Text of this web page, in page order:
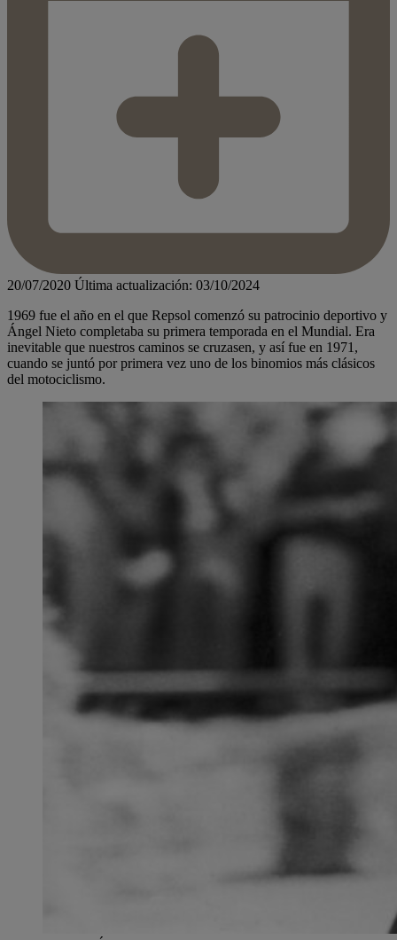
20/07/2020 Última actualización: 03/10/2024
1969 fue el año en el que Repsol comenzó su patrocinio deportivo y
Ángel Nieto completaba su primera temporada en el Mundial. Era
inevitable que nuestros caminos se cruzasen, y así fue en 1971,
cuando se juntó por primera vez uno de los binomios más clásicos
del motociclismo.